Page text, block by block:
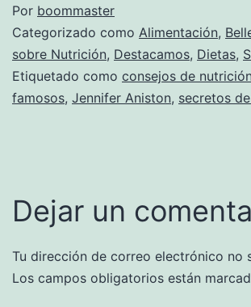
Por boommaster
Categorizado como Alimentación,
sobre Nutrición, Destacamos, Dietas,
Etiquetado como consejos de nutrición
famosos, Jennifer Aniston, secretos
Dejar un
Tu dirección de correo electrónico no
Los campos obligatorios están